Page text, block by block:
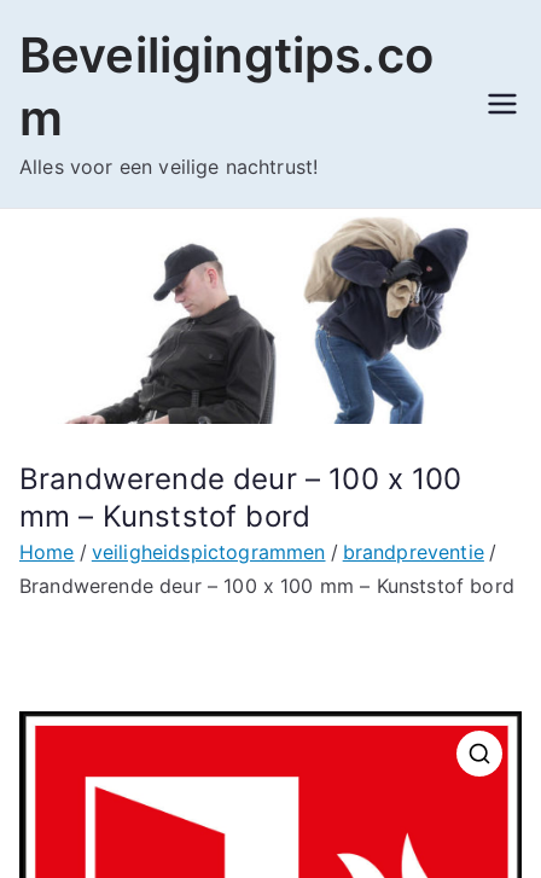
naar
inhoud
Beveiligingtips.co
m
Alles voor een veilige nachtrust!
Brandwerende deur – 100 x 100
mm – Kunststof bord
Home veiligheidspictogrammen
brandpreventie
Brandwerende deur – 100 x 100 mm – Kunststof bord